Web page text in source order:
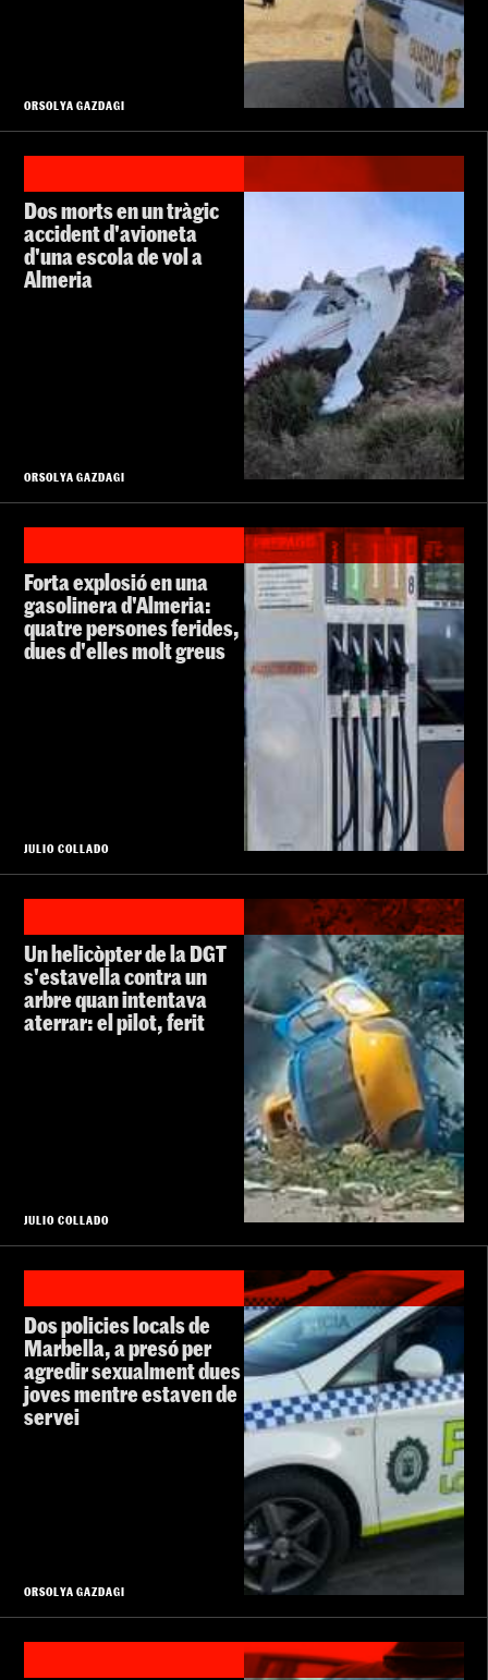
ORSOLYA GAZDAGI
Dos morts en un tràgic
accident d'avioneta
d'una escola de vol a
Almeria
ORSOLYA GAZDAGI
Forta explosió en una
gasolinera d'Almeria:
quatre persones ferides,
dues d'elles molt greus
JULIO COLLADO
Un helicòpter de la DGT
s'estavella contra un
arbre quan intentava
aterrar: el pilot, ferit
JULIO COLLADO
Dos policies locals de
Marbella, a presó per
agredir sexualment dues
joves mentre estaven de
servei
ORSOLYA GAZDAGI